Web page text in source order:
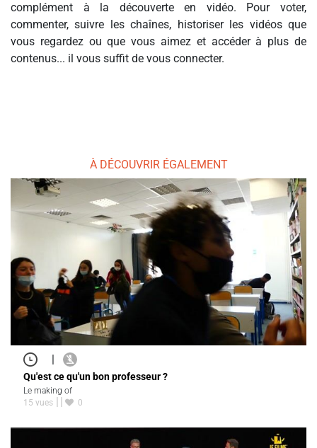
complément à la découverte en vidéo. Pour voter,
commenter, suivre les chaînes, historiser les vidéos que
vous regardez ou que vous aimez et accéder à plus de
contenus... il vous suffit de vous connecter.
À DÉCOUVRIR ÉGALEMENT
|
Qu'est ce qu'un bon professeur ?
Le making of
15 vues
0